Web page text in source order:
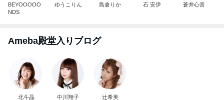
BEYOOOOO
NDS
ゆうこりん 島倉りか 石 安伊 蒼井心音
Ameba殿堂入りブログ
北斗晶 中川翔子 辻希美